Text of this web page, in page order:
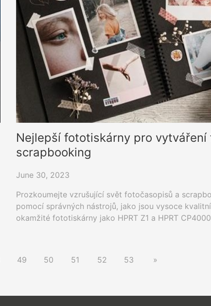
Nejlepší fototiskárny pro vytváření
scrapbooking
June 30, 2023
Prozkoumejte vzrušující svět fotočasopisů a
pomocí správných nástrojů, jako jsou vysoce
okamžité fototiskárny jako HPRT Z1 a HPRT
49 50 51 52 53 »